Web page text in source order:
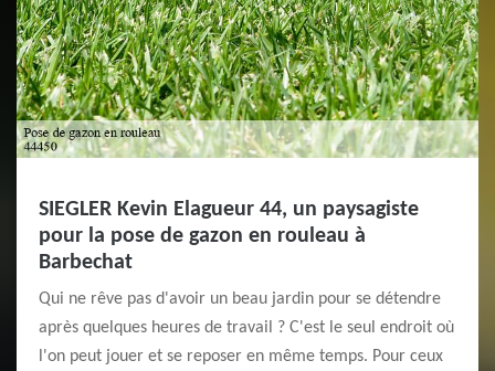
SIEGLER Kevin Elagueur 44, un paysagiste
pour la pose de gazon en rouleau à
Barbechat
Qui ne rêve pas d'avoir un beau jardin pour se détendre
après quelques heures de travail ? C'est le seul endroit où
l'on peut jouer et se reposer en même temps. Pour ceux